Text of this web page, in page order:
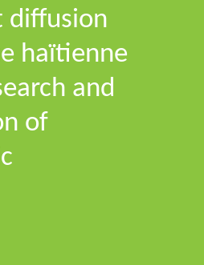
diffusion
haïtienne
and
of